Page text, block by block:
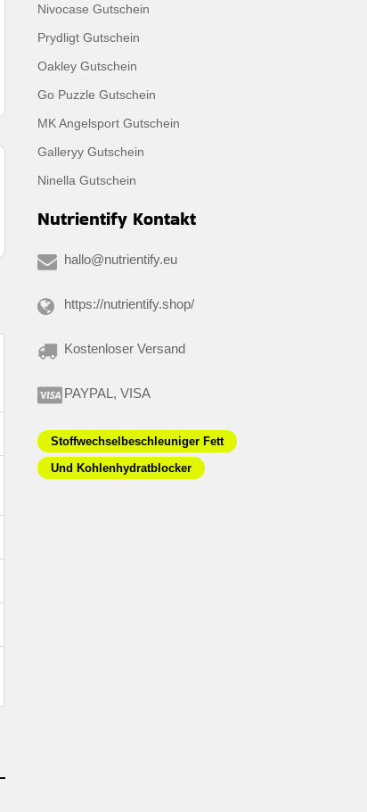
Nivocase Gutschein
Prydligt Gutschein
Oakley Gutschein
Go Puzzle Gutschein
MK Angelsport Gutschein
Galleryy Gutschein
Ninella Gutschein
Nutrientify Kontakt
hallo@nutrientify.eu
https://nutrientify.shop/
Kostenloser Versand
PAYPAL, VISA
Stoffwechselbeschleuniger Fett
Und Kohlenhydratblocker